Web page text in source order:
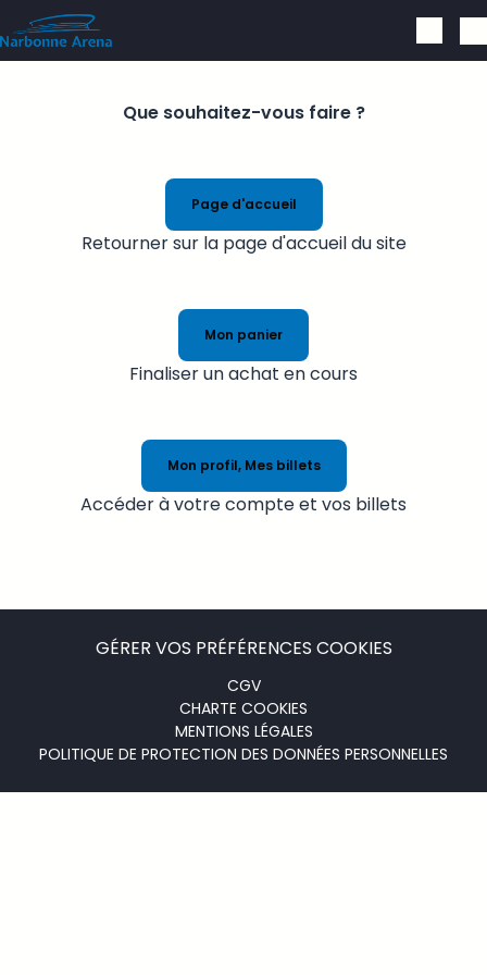
Aller au contenu principal
Que souhaitez-vous faire ?
Page d'accueil
Retourner sur la page d'accueil du site
Mon panier
Finaliser un achat en cours
Mon profil, Mes billets
Accéder à votre compte et vos billets
GÉRER VOS PRÉFÉRENCES COOKIES
CGV
CHARTE COOKIES
MENTIONS LÉGALES
POLITIQUE DE PROTECTION DES DONNÉES PERSONNELLES